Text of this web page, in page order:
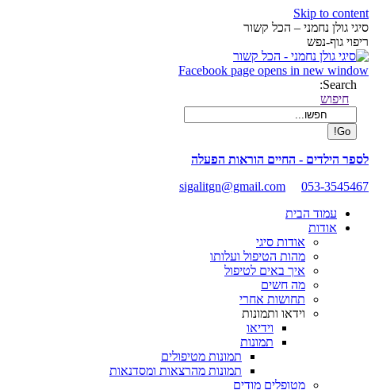
Skip to content
סיגי גולן נחמני – הכל קשור
ריפוי גוף-נפש
Facebook page opens in new window
Search:
חיפוש
לספר הילדים - החיים הוראות הפעלה
sigalitgn@gmail.com
053-3545467
עמוד הבית
אודות
אודות סיגי
מהות הטיפול ועלותו
איך באים לטיפול
מה חשים
תחושות אחרי
וידאו ותמונות
וידיאו
תמונות
תמונות מטיפולים
תמונות מהרצאות ומסדנאות
מטופלים מודים